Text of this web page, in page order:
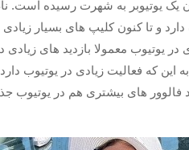
10 هزار دنبال کننده دارد و تا کنون کلیپ
یوتیوب معمولا بازدید های زیادی
این که فعالیت زیادی در یوتیوب
فالوور های بیشتری هم در یوتیوب